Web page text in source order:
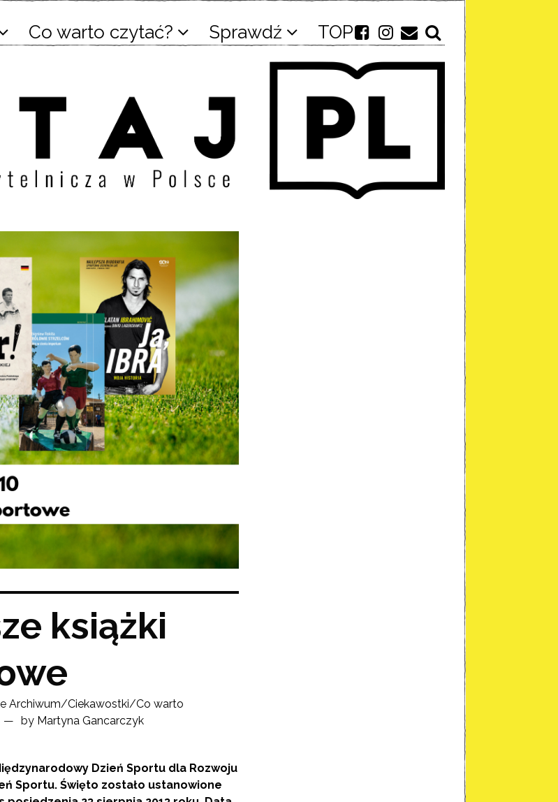
Co warto czytać? Sprawdź TOP
książki
Archiwum/Ciekawostki/Co warto
by Martyna Gancarczyk
Dzień Sportu dla Rozwoju
Sportu. Święto zostało ustanowione